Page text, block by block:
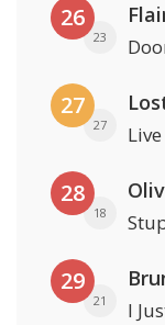
26
23
27
27
28
18
29
21 I